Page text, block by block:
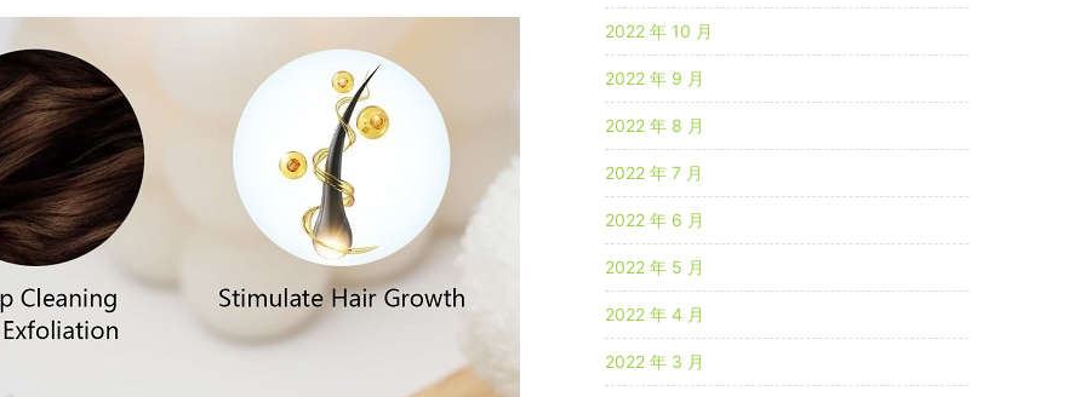
2022 年 10 月
2022 年 9 月
2022 年 8 月
2022 年 7 月
2022 年 6 月
2022 年 5 月
2022 年 4 月
2022 年 3 月